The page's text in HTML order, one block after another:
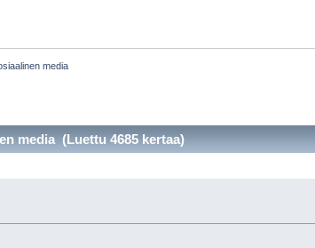
media
media (Luettu 4685 kertaa)